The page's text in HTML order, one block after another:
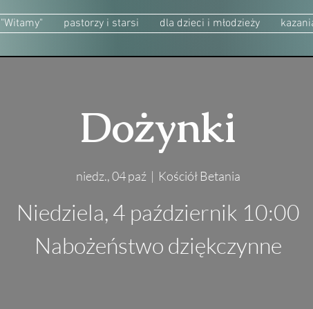
"Witamy" pastorzy i starsi dla dzieci i młodzieży
Dożynki
niedz., 04 paź
  |
Kościół Betania
Niedziela, 4 październik 10:00
Nabożeństwo dziękczynne